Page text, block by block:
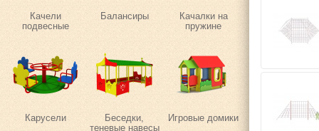
Качели
подвесные
Балансиры
Качалки на
пружине
Карусели
Беседки,
теневые навесы
Игровые домики